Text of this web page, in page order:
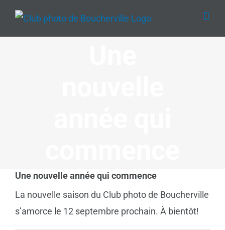
Passer
Une nouvelle année qui commence
La nouvelle saison du Club photo de Boucherville
s’amorce le 12 septembre prochain. À bientôt!